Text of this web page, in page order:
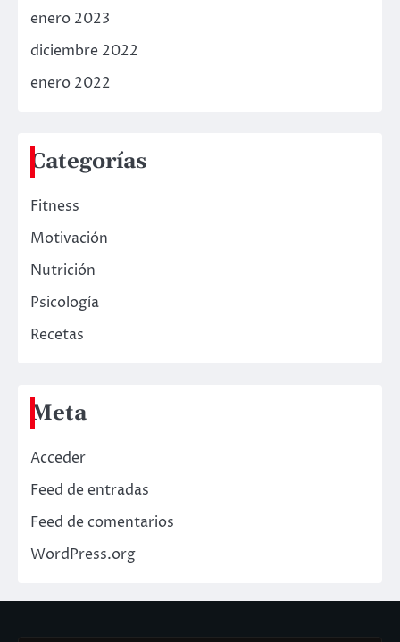
enero 2023
diciembre 2022
enero 2022
Categorías
Fitness
Motivación
Nutrición
Psicología
Recetas
Meta
Acceder
Feed de entradas
Feed de comentarios
WordPress.org